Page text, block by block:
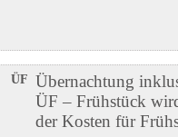
ÜF Übernachtung
ÜF – Frühstück
der Kosten für